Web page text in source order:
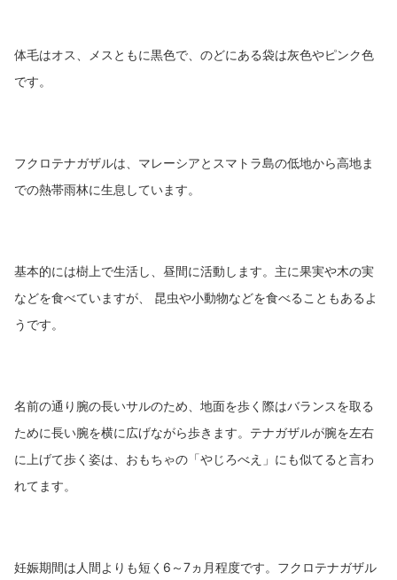
体毛はオス、メスともに黒色で、のどにある袋は灰色やピンク色
です。
フクロテナガザルは、マレーシアとスマトラ島の低地から高地ま
での熱帯雨林に生息しています。
基本的には樹上で生活し、昼間に活動します。主に果実や木の実
などを食べていますが、 昆虫や小動物などを食べることもあるよ
うです。
名前の通り腕の長いサルのため、地面を歩く際はバランスを取る
ために長い腕を横に広げながら歩きます。テナガザルが腕を左右
に上げて歩く姿は、おもちゃの「やじろべえ」にも似てると言わ
れてます。
妊娠期間は人間よりも短く6～7ヵ月程度です。フクロテナガザル